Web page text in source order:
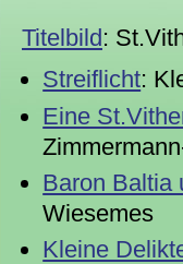
Titelbild:
Streiflicht:
Eine
Baron Baltia
Wiesemes
Kleine